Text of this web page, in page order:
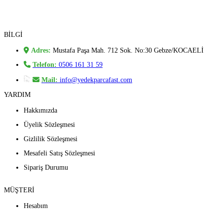
BİLGİ
Adres: Mustafa Paşa Mah. 712 Sok. No:30 Gebze/KOCAELİ
Telefon: 0506 161 31 59
Mail: info@yedekparcafast.com
YARDIM
Hakkımızda
Üyelik Sözleşmesi
Gizlilik Sözleşmesi
Mesafeli Satış Sözleşmesi
Sipariş Durumu
MÜŞTERİ
Hesabım